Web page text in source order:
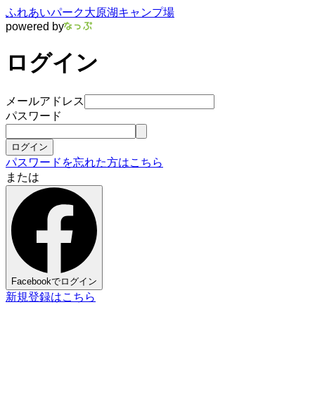
ふれあいパーク大原湖キャンプ場
powered by
ログイン
メールアドレス
パスワード
ログイン
パスワードを忘れた方はこちら
または
Facebookでログイン
新規登録はこちら